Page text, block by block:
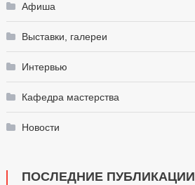
Афиша
Выставки, галереи
Интервью
Кафедра мастерства
Новости
ПОСЛЕДНИЕ ПУБЛИКАЦИИ